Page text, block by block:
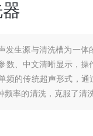
发生源与清洗槽为一体
数、中文清晰显示，操
频的传统超声形式，通
率的清洗，克服了清